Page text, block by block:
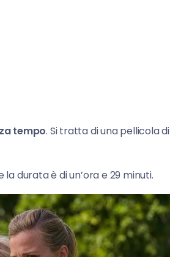
tempo. Si tratta di una pellicola di
la durata è di un’ora e 29 minuti.